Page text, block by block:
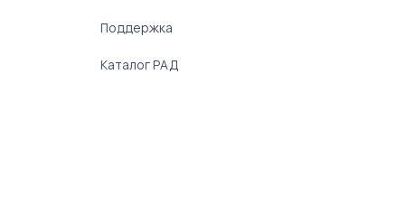
Поддержка
Каталог РАД